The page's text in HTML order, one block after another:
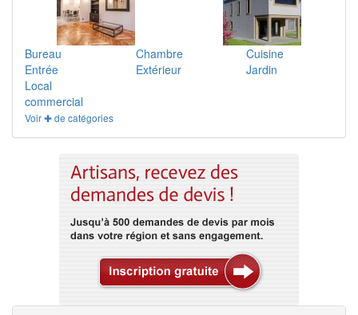
Bureau Chambre
Cuisine
Entrée
Extérieur
Jardin
Local
commercial
Voir ✚ de catégories